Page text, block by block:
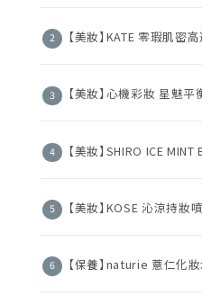
【美妝】KATE 零瑕肌密
【美妝】心機彩妝 星魅平
【美妝】SHIRO ICE
【美妝】KOSE 沁涼持妝
【保養】naturie 薏仁化